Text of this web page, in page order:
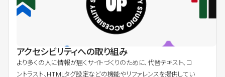
アクセシビリティへの取り組み
より多くの人に情報が届くサイトづくりのために、代替テキスト、コ
ントラスト、HTMLタグ設定などの機能やリファレンスを提供してい